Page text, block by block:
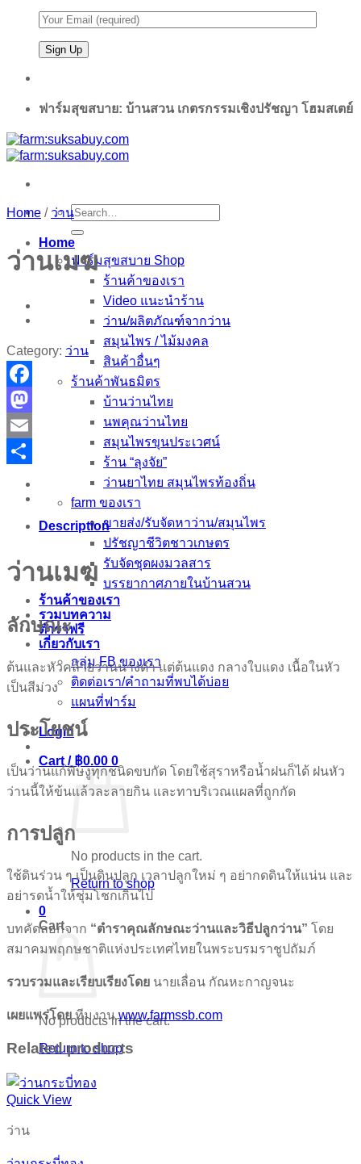
ฟาร์มสุขสบาย: บ้านสวน เกตรกรรมเชิงปรัชญา โฮมสเตย์
Search
for:
Home
ฟาร์มสุขสบาย Shop
ร้านค้าของเรา
Video แนะนำร้าน
ว่าน/ผลิตภัณฑ์จากว่าน
สมุนไพร / ไม้มงคล
สินค้าอื่นๆ
ร้านค้าพันธมิตร
บ้านว่านไทย
นพคุณว่านไทย
สมุนไพรขุนประเวศน์
ร้าน “ลุงจัย”
ว่านยาไทย สมุนไพรท้องถิ่น
farm ของเรา
ขายส่ง/รับจัดหาว่าน/สมุนไพร
ปรัชญาชีวิตชาวเกษตร
รับจัดชุดผงมวลสาร
บรรยากาศภายในบ้านสวน
ร้านค้าของเรา
รวมบทความ
ตำราฟรี
เกี่ยวกับเรา
กลุ่ม FB ของเรา
ติดต่อเรา/คำถามที่พบได้บ่อย
แผนที่ฟาร์ม
Login
Cart / ฿0.00 0
No products in the cart.
Return to shop
0
Cart
No products in the cart.
Return to shop
Home / ว่าน
ว่านเมฆ
Category: ว่าน
Facebook
Mastodon
Email
Description
ว่านเมฆ
ลักษณะ
ต้นและหัวคล้ายว่านนางดำ แต่ต้นแดง กลางใบแดง เนื้อในหัว
เป็นสีม่วง
ประโยชน์
เป็นว่านแก้พิษงูทุกชนิดขบกัด โดยใช้สุราหรือน้ำฝนก็ได้ ฝนหัว
ว่านนี้ให้ข้นแล้วละลายกิน และทาบริเวณแผลที่ถูกกัด
การปลูก
ใช้ดินร่วน ๆ เป็นดินปลูก เวลาปลูกใหม่ ๆ อย่ากดดินให้แน่น และ
อย่ารดน้ำให้ชุ่มโชกเกินไป
บทคัดลอกจาก “ตำราคุณลักษณะว่านและวิธีปลูกว่าน” โดย
สมาคมพฤกษชาติแห่งประเทศไทยในพระบรมราชูปถัมภ์
รวบรวมและเรียบเรียงโดย นายเลื่อน กัณหะกาญจนะ
เผยแพร่โดยทีมงานwww.farmssb.com
Related products
Quick View
ว่าน